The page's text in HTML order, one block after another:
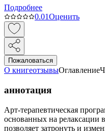
Подробнее
0.01Оценить
Пожаловаться
О книгеотзывыОглавление
аннотация
Арт-терапевтическая
основанных на релаксации
позволяет затронуть и